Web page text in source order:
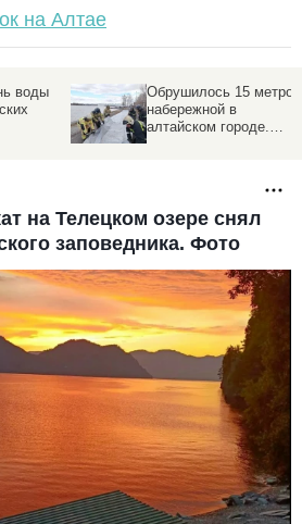
на Алтае
воды
Обрушилось 15 метров
набережной в
алтайском городе.
на Телецком озере снял
заповедника. Фото